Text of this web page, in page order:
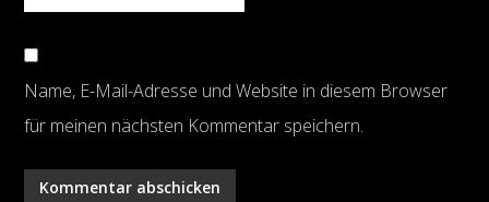
Name, E-Mail-Adresse und Website in diesem Browser
für meinen nächsten Kommentar speichern.